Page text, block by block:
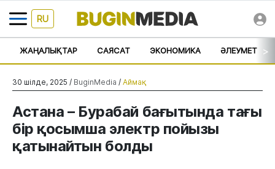
RU
ЖАҢАЛЫҚТАР САЯСАТ ЭКОНОМИКА ӘЛЕУМЕТ >
30 шілде, 2025 / BuginMedia / Аймақ
Астана – Бурабай бағытында тағы
бір қосымша электр пойызы
қатынайтын болды